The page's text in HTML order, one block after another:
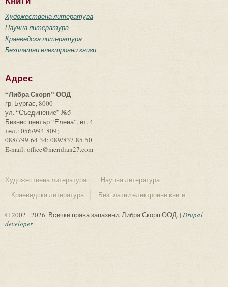
Художествена литература
Научна литература
Краеведска литература
Безплатни електронни книги
Адрес
“Либра Скорп” ООД
гр. Бургас, 8000
ул. “Съединение” №5
Бизнес център “Елена”, ет. 4
тел.: 056/994-809;
088/799-64-34; 089/837-85-50
E-mail: office@meridian27.com
Художествена литература
Научна литература
Краеведска литература
Безплатни електронни книги
© 2002 - 2026. Всички права запазени. Либра Скорп ООД. | Drupal
developer